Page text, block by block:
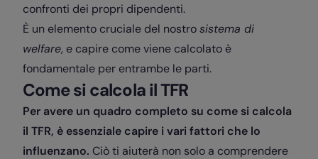
confronti dei propri dipendenti.
È un elemento cruciale del nostrosistema di
welfare, e capire come viene calcolato è
fondamentale per entrambe le parti.
Come si calcola il TFR
Per avere un quadro completo su come si calcola
il TFR, è essenziale capire i vari fattori che lo
influenzano. Ciò ti aiuterà non solo a comprendere